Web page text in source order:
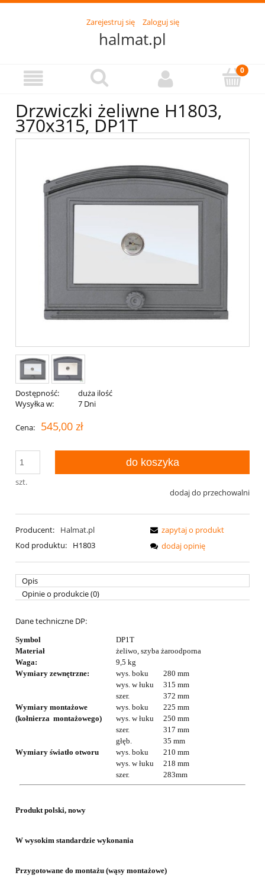
Zarejestruj się Zaloguj się
halmat.pl
Drzwiczki żeliwne H1803,
370x315, DP1T
Dostępność:
duża ilość
Wysyłka w:
7 Dni
Cena: 545,00 zł
szt.
do koszyka
dodaj do przechowalni
Producent:
Halmat.pl
Kod produktu:
H1803
zapytaj o produkt
dodaj opinię
Opis
Opinie o produkcie (0)
Dane techniczne DP:
Symbol
DP1T
Materiał
żeliwo, szyba żaroodporna
Waga:
9,5 kg
Wymiary zewnętrzne:
wys. boku
280 mm
wys. w łuku
315 mm
szer.
372 mm
Wymiary montażowe
(kołnierza montażowego)
wys. boku
225 mm
wys. w łuku
250 mm
szer.
317 mm
głęb.
35 mm
Wymiary światło otworu
wys. boku
210 mm
wys. w łuku
218 mm
szer.
283mm
Produkt polski, nowy
W wysokim standardzie wykonania
Przygotowane do montażu (wąsy montażowe)